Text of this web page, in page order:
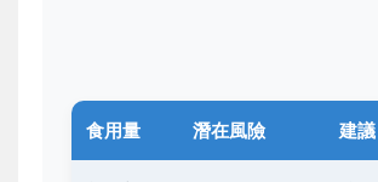
食用量 潛在風險 建議